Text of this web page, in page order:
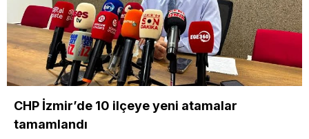
CHP İzmir’de 10 ilçeye yeni atamalar
tamamlandı